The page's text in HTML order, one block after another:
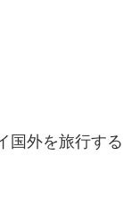
国外を旅行す